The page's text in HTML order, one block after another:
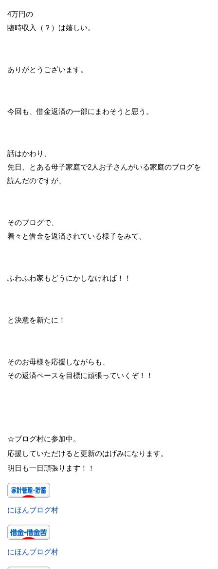
4万円の
臨時収入（？）は嬉しい。
ありがとうございます。
今回も、借金返済の一部にまわそうと思う。
話はかわり、
先日、とある母子家庭で2人お子さんがいる家庭のブログを
読んだのですが、
そのブログで、
着々と借金を返済されている様子をみて、
ふわふわ家もどうにかしなければ！！
と決意を新たに！
そのお母様を応援しながらも、
その返済ペースを目標に頑張っていくぞ！！
☆ブログ村に参加中。
応援していただけると更新のはげみになります。
明日も一日頑張ります！！
にほんブログ村
にほんブログ村